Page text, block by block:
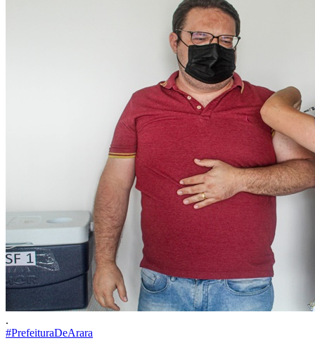
.
#PrefeituraDeArara